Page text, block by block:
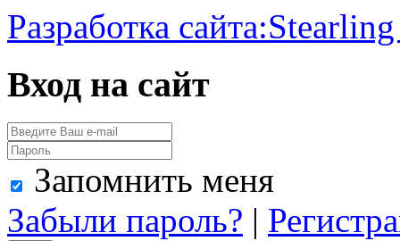
Разработка сайта:
Вход на сайт
Запомнить меня
Забыли пароль? |